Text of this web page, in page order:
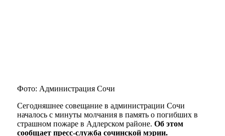
Фото: Администрация Сочи
Сегодняшнее совещание в администрации Сочи
началось с минуты молчания в память о погибших в
страшном пожаре в Адлерском районе. Об этом
сообщает пресс-служба сочинской мэрии.